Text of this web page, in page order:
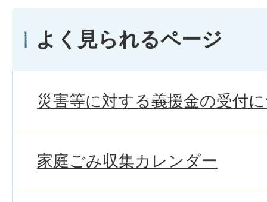
よく見られるページ
災害等に対する義援金の受付
家庭ごみ収集カレンダー